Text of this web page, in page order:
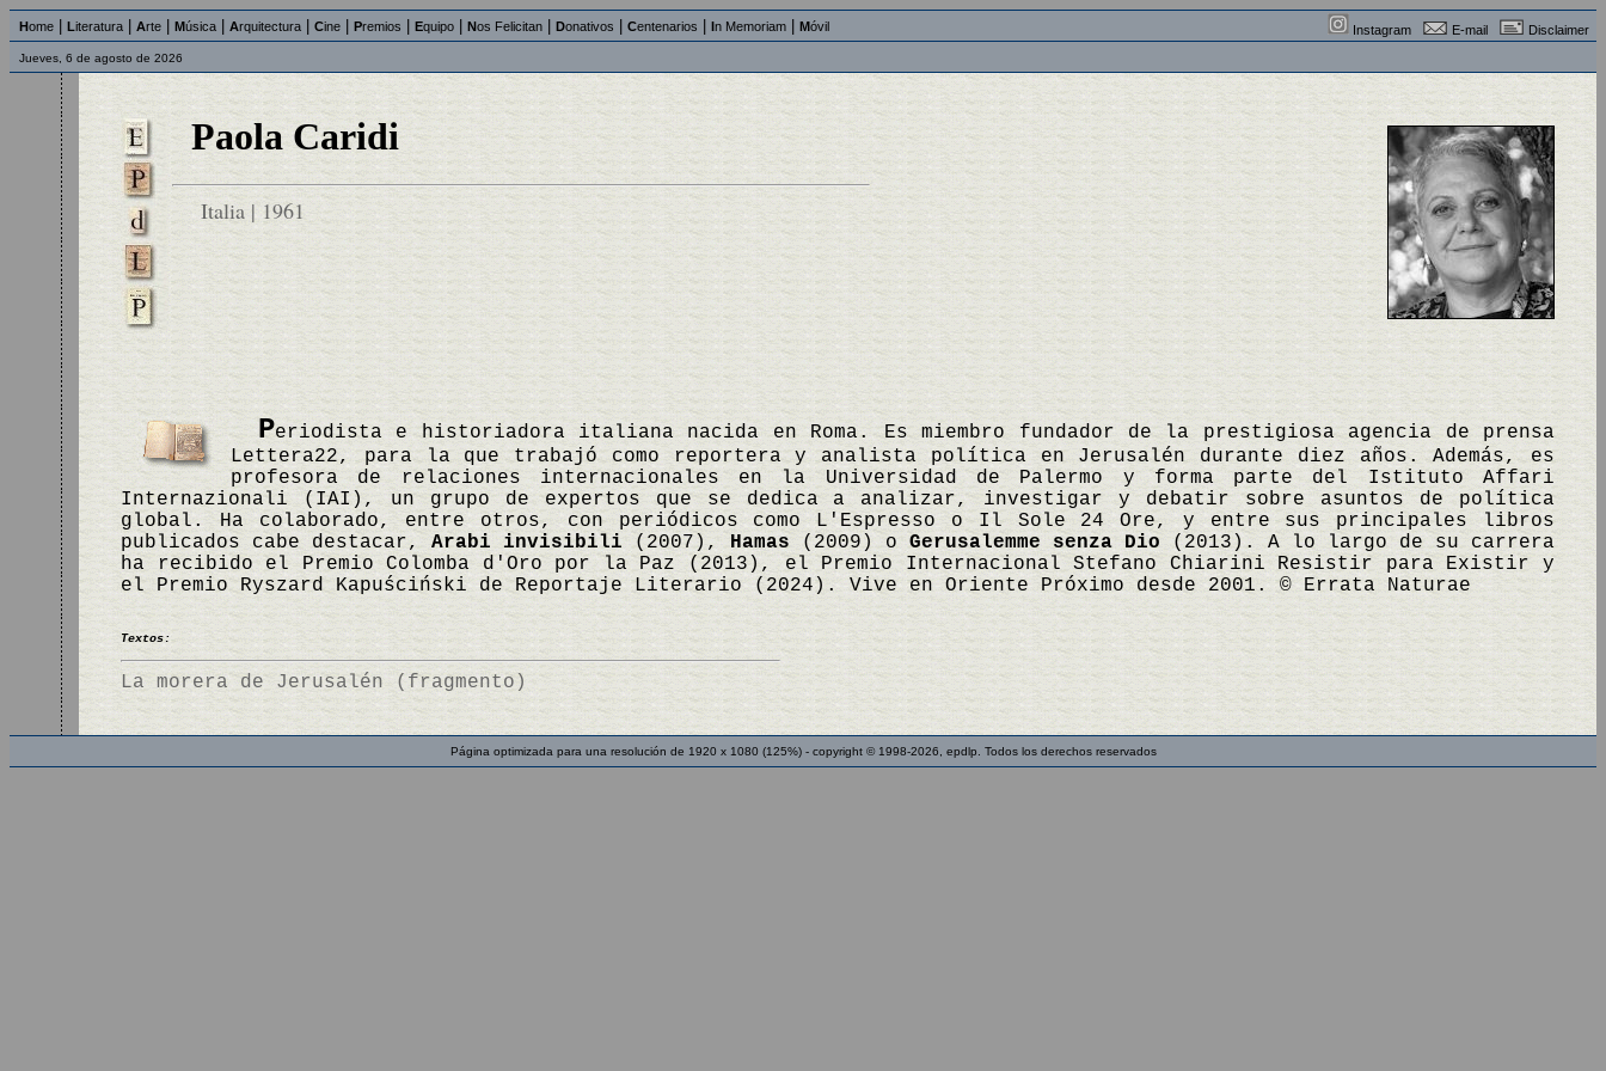
Home Literatura Arte Música Arquitectura Cine Premios Equipo Nos Felicitan Donativos Centenarios In Memoriam Móvil Instagram E-mail Disclaimer
Jueves, 6 de agosto de 2026
Paola Caridi
Italia | 1961
Periodista e historiadora italiana nacida en Roma. Es miembro fundador de la prestigiosa agencia de prensa
Lettera22, para la que trabajó como reportera y analista política en Jerusalén durante diez años. Además, es
profesora de relaciones internacionales en la Universidad de Palermo y forma parte del Istituto Affari
Internazionali (IAI), un grupo de expertos que se dedica a analizar, investigar y debatir sobre asuntos de política
global. Ha colaborado, entre otros, con periódicos como L'Espresso o Il Sole 24 Ore, y entre sus principales libros
publicados cabe destacar, Arabi invisibili(2007), Hamas (2009) oGerusalemme senza Dio (2013). A lo largo de su carrera
ha recibido el Premio Colomba d'Oro por la Paz (2013), el Premio Internacional Stefano Chiarini Resistir para Existir y
el Premio Ryszard Kapuściński de Reportaje Literario (2024). Vive en Oriente Próximo desde 2001. © Errata Naturae
Textos:
La morera de Jerusalén (fragmento)
Página optimizada para una resolución de 1920 x 1080 (125%) - copyright © 1998-2026, epdlp. Todos los derechos reservados